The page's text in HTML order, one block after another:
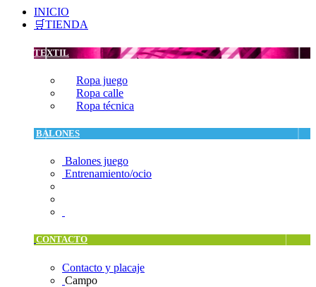
INICIO
🛒TIENDA
TEXTIL
Ropa juego
Ropa calle
Ropa técnica
BALONES
Balones juego
Entrenamiento/ocio
CONTACTO
Contacto y placaje
Campo